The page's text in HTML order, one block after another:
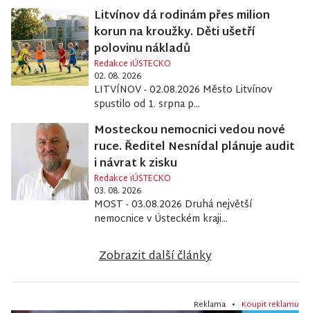
Litvínov dá rodinám přes milion
korun na kroužky. Děti ušetří
polovinu nákladů
Redakce iÚSTECKO
02. 08. 2026
LITVÍNOV - 02.08.2026 Město Litvínov
spustilo od 1. srpna p...
Mosteckou nemocnici vedou nové
ruce. Ředitel Nesnídal plánuje audit
i návrat k zisku
Redakce iÚSTECKO
03. 08. 2026
MOST - 03.08.2026 Druhá největší
nemocnice v Ústeckém kraji...
Zobrazit další články
Reklama • Koupit reklamu